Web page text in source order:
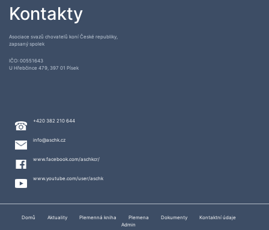
Kontakty
Asociace svazů chovatelů koní České republiky,
zapsaný spolek
IČO: 00551643
U Hřebčince 479, 397 01 Písek
+420 382 210 644
info@aschk.cz
www.facebook.com/aschkcr/
www.youtube.com/user/aschk
Domů Aktuality Plemenná kniha Plemena Dokumenty
Kontaktní údaje
Admin